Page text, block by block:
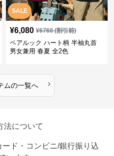
SALE
¥6,080 ¥6760(割引前)
ペアルック ハート柄 半袖丸首
男女兼用 春夏 全2色
ムの一覧へ ›
法について
ド・コンビニ/銀行振り込